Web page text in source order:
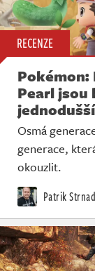
RECENZE
Pearl
Osmá
generace,
okouzlit.
Patrik Strnad